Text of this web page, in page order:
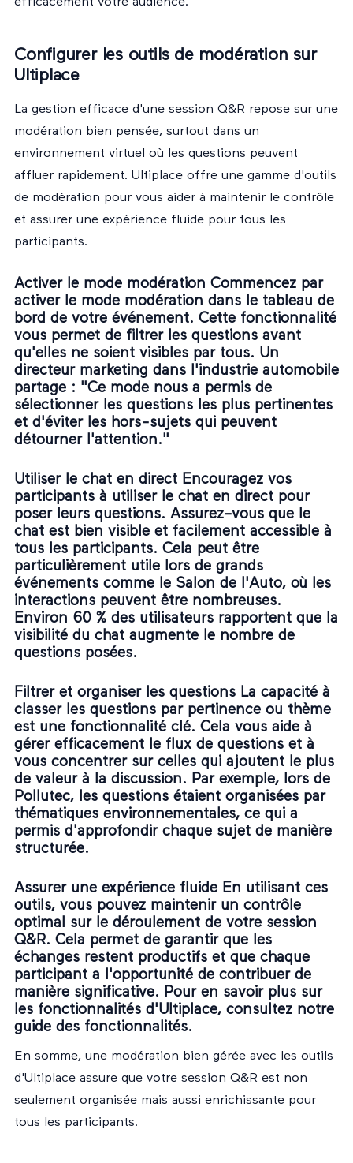
Configurer les outils de modération sur
Ultiplace
La gestion efficace d'une session Q&R repose sur une
modération bien pensée, surtout dans un
environnement virtuel où les questions peuvent
affluer rapidement. Ultiplace offre une gamme d'outils
de modération pour vous aider à maintenir le contrôle
et assurer une expérience fluide pour tous les
participants.
Activer le mode modération Commencez par
activer le mode modération dans le tableau de
bord de votre événement. Cette fonctionnalité
vous permet de filtrer les questions avant
qu'elles ne soient visibles par tous. Un
directeur marketing dans l'industrie automobile
partage : "Ce mode nous a permis de
sélectionner les questions les plus pertinentes
et d'éviter les hors-sujets qui peuvent
détourner l'attention."
Utiliser le chat en direct Encouragez vos
participants à utiliser le chat en direct pour
poser leurs questions. Assurez-vous que le
chat est bien visible et facilement accessible à
tous les participants. Cela peut être
particulièrement utile lors de grands
événements comme le Salon de l'Auto, où les
interactions peuvent être nombreuses.
Environ 60 % des utilisateurs rapportent que la
visibilité du chat augmente le nombre de
questions posées.
Filtrer et organiser les questions La capacité à
classer les questions par pertinence ou thème
est une fonctionnalité clé. Cela vous aide à
gérer efficacement le flux de questions et à
vous concentrer sur celles qui ajoutent le plus
de valeur à la discussion. Par exemple, lors de
Pollutec, les questions étaient organisées par
thématiques environnementales, ce qui a
permis d'approfondir chaque sujet de manière
structurée.
Assurer une expérience fluide En utilisant ces
outils, vous pouvez maintenir un contrôle
optimal sur le déroulement de votre session
Q&R. Cela permet de garantir que les
échanges restent productifs et que chaque
participant a l'opportunité de contribuer de
manière significative. Pour en savoir plus sur
les fonctionnalités d'Ultiplace, consultez notre
guide des fonctionnalités.
En somme, une modération bien gérée avec les outils
d'Ultiplace assure que votre session Q&R est non
seulement organisée mais aussi enrichissante pour
tous les participants.